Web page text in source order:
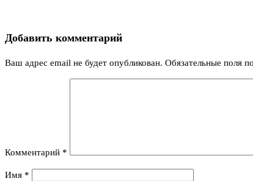
Добавить комментарий
Ваш адрес email не будет опубликован. Обязательные поля
Комментарий *
Имя *